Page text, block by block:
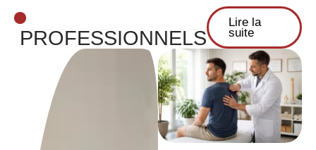
PROFESSIONNELS
Lire la
suite